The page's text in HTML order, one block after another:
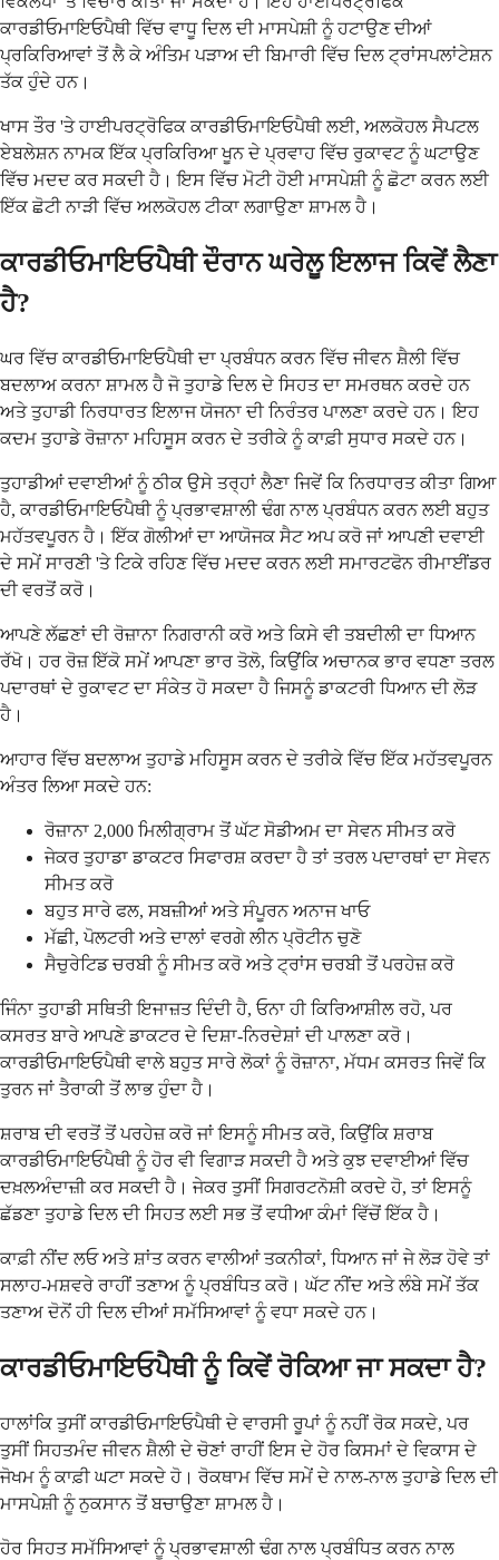
ਕਾਰਡੀਓਮਾਇਓਪੈਥੀ ਵਿੱਚ ਵਾਧੂ ਦਿਲ ਦੀ ਮਾਸਪੇਸ਼ੀ ਨੂੰ ਹਟਾਉਣ ਦੀਆਂ
ਪ੍ਰਕਿਰਿਆਵਾਂ ਤੋਂ ਲੈ ਕੇ ਅੰਤਿਮ ਪੜਾਅ ਦੀ ਬਿਮਾਰੀ ਵਿੱਚ ਦਿਲ ਟ੍ਰਾਂਸਪਲਾਂਟੇਸ਼ਨ
ਤੱਕ ਹੁੰਦੇ ਹਨ।
ਖਾਸ ਤੌਰ 'ਤੇ ਹਾਈਪਰਟ੍ਰੋਫਿਕ ਕਾਰਡੀਓਮਾਇਓਪੈਥੀ ਲਈ, ਅਲਕੋਹਲ ਸੈਪਟਲ
ਏਬਲੇਸ਼ਨ ਨਾਮਕ ਇੱਕ ਪ੍ਰਕਿਰਿਆ ਖੂਨ ਦੇ ਪ੍ਰਵਾਹ ਵਿੱਚ ਰੁਕਾਵਟ ਨੂੰ ਘਟਾਉਣ
ਵਿੱਚ ਮਦਦ ਕਰ ਸਕਦੀ ਹੈ। ਇਸ ਵਿੱਚ ਮੋਟੀ ਹੋਈ ਮਾਸਪੇਸ਼ੀ ਨੂੰ ਛੋਟਾ ਕਰਨ ਲਈ
ਇੱਕ ਛੋਟੀ ਨਾੜੀ ਵਿੱਚ ਅਲਕੋਹਲ ਟੀਕਾ ਲਗਾਉਣਾ ਸ਼ਾਮਲ ਹੈ।
ਕਾਰਡੀਓਮਾਇਓਪੈਥੀ ਦੌਰਾਨ ਘਰੇਲੂ ਇਲਾਜ ਕਿਵੇਂ ਲੈਣਾ
ਹੈ?
ਘਰ ਵਿੱਚ ਕਾਰਡੀਓਮਾਇਓਪੈਥੀ ਦਾ ਪ੍ਰਬੰਧਨ ਕਰਨ ਵਿੱਚ ਜੀਵਨ ਸ਼ੈਲੀ ਵਿੱਚ
ਬਦਲਾਅ ਕਰਨਾ ਸ਼ਾਮਲ ਹੈ ਜੋ ਤੁਹਾਡੇ ਦਿਲ ਦੇ ਸਿਹਤ ਦਾ ਸਮਰਥਨ ਕਰਦੇ ਹਨ
ਅਤੇ ਤੁਹਾਡੀ ਨਿਰਧਾਰਤ ਇਲਾਜ ਯੋਜਨਾ ਦੀ ਨਿਰੰਤਰ ਪਾਲਣਾ ਕਰਦੇ ਹਨ। ਇਹ
ਕਦਮ ਤੁਹਾਡੇ ਰੋਜ਼ਾਨਾ ਮਹਿਸੂਸ ਕਰਨ ਦੇ ਤਰੀਕੇ ਨੂੰ ਕਾਫ਼ੀ ਸੁਧਾਰ ਸਕਦੇ ਹਨ।
ਤੁਹਾਡੀਆਂ ਦਵਾਈਆਂ ਨੂੰ ਠੀਕ ਉਸੇ ਤਰ੍ਹਾਂ ਲੈਣਾ ਜਿਵੇਂ ਕਿ ਨਿਰਧਾਰਤ ਕੀਤਾ ਗਿਆ
ਹੈ, ਕਾਰਡੀਓਮਾਇਓਪੈਥੀ ਨੂੰ ਪ੍ਰਭਾਵਸ਼ਾਲੀ ਢੰਗ ਨਾਲ ਪ੍ਰਬੰਧਨ ਕਰਨ ਲਈ ਬਹੁਤ
ਮਹੱਤਵਪੂਰਨ ਹੈ। ਇੱਕ ਗੋਲੀਆਂ ਦਾ ਆਯੋਜਕ ਸੈਟ ਅਪ ਕਰੋ ਜਾਂ ਆਪਣੀ ਦਵਾਈ
ਦੇ ਸਮੇਂ ਸਾਰਣੀ 'ਤੇ ਟਿਕੇ ਰਹਿਣ ਵਿੱਚ ਮਦਦ ਕਰਨ ਲਈ ਸਮਾਰਟਫੋਨ ਰੀਮਾਈਂਡਰ
ਦੀ ਵਰਤੋਂ ਕਰੋ।
ਆਪਣੇ ਲੱਛਣਾਂ ਦੀ ਰੋਜ਼ਾਨਾ ਨਿਗਰਾਨੀ ਕਰੋ ਅਤੇ ਕਿਸੇ ਵੀ ਤਬਦੀਲੀ ਦਾ ਧਿਆਨ
ਰੱਖੋ। ਹਰ ਰੋਜ਼ ਇੱਕੋ ਸਮੇਂ ਆਪਣਾ ਭਾਰ ਤੋਲੋ, ਕਿਉਂਕਿ ਅਚਾਨਕ ਭਾਰ ਵਧਣਾ ਤਰਲ
ਪਦਾਰਥਾਂ ਦੇ ਰੁਕਾਵਟ ਦਾ ਸੰਕੇਤ ਹੋ ਸਕਦਾ ਹੈ ਜਿਸਨੂੰ ਡਾਕਟਰੀ ਧਿਆਨ ਦੀ ਲੋੜ
ਹੈ।
ਆਹਾਰ ਵਿੱਚ ਬਦਲਾਅ ਤੁਹਾਡੇ ਮਹਿਸੂਸ ਕਰਨ ਦੇ ਤਰੀਕੇ ਵਿੱਚ ਇੱਕ ਮਹੱਤਵਪੂਰਨ
ਅੰਤਰ ਲਿਆ ਸਕਦੇ ਹਨ:
ਰੋਜ਼ਾਨਾ 2,000 ਮਿਲੀਗ੍ਰਾਮ ਤੋਂ ਘੱਟ ਸੋਡੀਅਮ ਦਾ ਸੇਵਨ ਸੀਮਤ ਕਰੋ
ਜੇਕਰ ਤੁਹਾਡਾ ਡਾਕਟਰ ਸਿਫਾਰਸ਼ ਕਰਦਾ ਹੈ ਤਾਂ ਤਰਲ ਪਦਾਰਥਾਂ ਦਾ ਸੇਵਨ
ਸੀਮਤ ਕਰੋ
ਬਹੁਤ ਸਾਰੇ ਫਲ, ਸਬਜ਼ੀਆਂ ਅਤੇ ਸੰਪੂਰਨ ਅਨਾਜ ਖਾਓ
ਮੱਛੀ, ਪੋਲਟਰੀ ਅਤੇ ਦਾਲਾਂ ਵਰਗੇ ਲੀਨ ਪ੍ਰੋਟੀਨ ਚੁਣੋ
ਸੈਚੁਰੇਟਿਡ ਚਰਬੀ ਨੂੰ ਸੀਮਤ ਕਰੋ ਅਤੇ ਟ੍ਰਾਂਸ ਚਰਬੀ ਤੋਂ ਪਰਹੇਜ਼ ਕਰੋ
ਜਿੰਨਾ ਤੁਹਾਡੀ ਸਥਿਤੀ ਇਜਾਜ਼ਤ ਦਿੰਦੀ ਹੈ, ਓਨਾ ਹੀ ਕਿਰਿਆਸ਼ੀਲ ਰਹੋ, ਪਰ
ਕਸਰਤ ਬਾਰੇ ਆਪਣੇ ਡਾਕਟਰ ਦੇ ਦਿਸ਼ਾ-ਨਿਰਦੇਸ਼ਾਂ ਦੀ ਪਾਲਣਾ ਕਰੋ।
ਕਾਰਡੀਓਮਾਇਓਪੈਥੀ ਵਾਲੇ ਬਹੁਤ ਸਾਰੇ ਲੋਕਾਂ ਨੂੰ ਰੋਜ਼ਾਨਾ, ਮੱਧਮ ਕਸਰਤ ਜਿਵੇਂ ਕਿ
ਤੁਰਨ ਜਾਂ ਤੈਰਾਕੀ ਤੋਂ ਲਾਭ ਹੁੰਦਾ ਹੈ।
ਸ਼ਰਾਬ ਦੀ ਵਰਤੋਂ ਤੋਂ ਪਰਹੇਜ਼ ਕਰੋ ਜਾਂ ਇਸਨੂੰ ਸੀਮਤ ਕਰੋ, ਕਿਉਂਕਿ ਸ਼ਰਾਬ
ਕਾਰਡੀਓਮਾਇਓਪੈਥੀ ਨੂੰ ਹੋਰ ਵੀ ਵਿਗਾੜ ਸਕਦੀ ਹੈ ਅਤੇ ਕੁਝ ਦਵਾਈਆਂ ਵਿੱਚ
ਦਖ਼ਲਅੰਦਾਜ਼ੀ ਕਰ ਸਕਦੀ ਹੈ। ਜੇਕਰ ਤੁਸੀਂ ਸਿਗਰਟਨੋਸ਼ੀ ਕਰਦੇ ਹੋ, ਤਾਂ ਇਸਨੂੰ
ਛੱਡਣਾ ਤੁਹਾਡੇ ਦਿਲ ਦੀ ਸਿਹਤ ਲਈ ਸਭ ਤੋਂ ਵਧੀਆ ਕੰਮਾਂ ਵਿੱਚੋਂ ਇੱਕ ਹੈ।
ਕਾਫ਼ੀ ਨੀਂਦ ਲਓ ਅਤੇ ਸ਼ਾਂਤ ਕਰਨ ਵਾਲੀਆਂ ਤਕਨੀਕਾਂ, ਧਿਆਨ ਜਾਂ ਜੇ ਲੋੜ ਹੋਵੇ ਤਾਂ
ਸਲਾਹ-ਮਸ਼ਵਰੇ ਰਾਹੀਂ ਤਣਾਅ ਨੂੰ ਪ੍ਰਬੰਧਿਤ ਕਰੋ। ਘੱਟ ਨੀਂਦ ਅਤੇ ਲੰਬੇ ਸਮੇਂ ਤੱਕ
ਤਣਾਅ ਦੋਨੋਂ ਹੀ ਦਿਲ ਦੀਆਂ ਸਮੱਸਿਆਵਾਂ ਨੂੰ ਵਧਾ ਸਕਦੇ ਹਨ।
ਕਾਰਡੀਓਮਾਇਓਪੈਥੀ ਨੂੰ ਕਿਵੇਂ ਰੋਕਿਆ ਜਾ ਸਕਦਾ ਹੈ?
ਹਾਲਾਂਕਿ ਤੁਸੀਂ ਕਾਰਡੀਓਮਾਇਓਪੈਥੀ ਦੇ ਵਾਰਸੀ ਰੂਪਾਂ ਨੂੰ ਨਹੀਂ ਰੋਕ ਸਕਦੇ, ਪਰ
ਤੁਸੀਂ ਸਿਹਤਮੰਦ ਜੀਵਨ ਸ਼ੈਲੀ ਦੇ ਚੋਣਾਂ ਰਾਹੀਂ ਇਸ ਦੇ ਹੋਰ ਕਿਸਮਾਂ ਦੇ ਵਿਕਾਸ ਦੇ
ਜੋਖਮ ਨੂੰ ਕਾਫ਼ੀ ਘਟਾ ਸਕਦੇ ਹੋ। ਰੋਕਥਾਮ ਵਿੱਚ ਸਮੇਂ ਦੇ ਨਾਲ-ਨਾਲ ਤੁਹਾਡੇ ਦਿਲ ਦੀ
ਮਾਸਪੇਸ਼ੀ ਨੂੰ ਨੁਕਸਾਨ ਤੋਂ ਬਚਾਉਣਾ ਸ਼ਾਮਲ ਹੈ।
ਹੋਰ ਸਿਹਤ ਸਮੱਸਿਆਵਾਂ ਨੂੰ ਪ੍ਰਭਾਵਸ਼ਾਲੀ ਢੰਗ ਨਾਲ ਪ੍ਰਬੰਧਿਤ ਕਰਨ ਨਾਲ